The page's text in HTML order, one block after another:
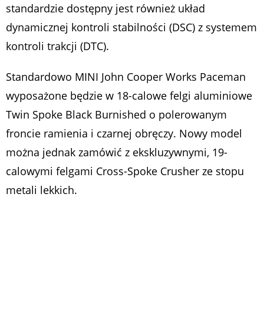
standardzie dostępny jest również układ
dynamicznej kontroli stabilności (DSC) z systemem
kontroli trakcji (DTC).
Standardowo MINI John Cooper Works Paceman
wyposażone będzie w 18-calowe felgi aluminiowe
Twin Spoke Black Burnished o polerowanym
froncie ramienia i czarnej obręczy. Nowy model
można jednak zamówić z ekskluzywnymi, 19-
calowymi felgami Cross-Spoke Crusher ze stopu
metali lekkich.